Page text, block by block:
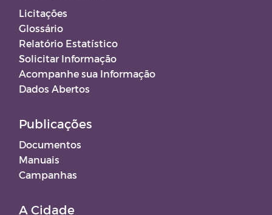
Licitações
Glossário
Relatório Estatístico
Solicitar Informação
Acompanhe sua Informação
Dados Abertos
Publicações
Documentos
Manuais
Campanhas
A Cidade